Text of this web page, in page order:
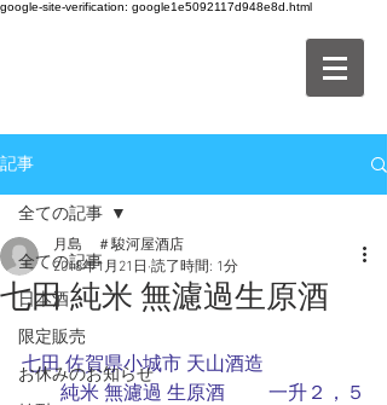
google-site-verification: google1e5092117d948e8d.html
記事
全ての記事
日本酒
限定販売
お休みのお知らせ
全ての記事
七田 純米 無濾過生原酒
月島 ＃駿河屋酒店
2018年1月21日 読了時間: 1分
七田 佐賀県小城市 天山酒造
純米 無濾過 生原酒 　　一升２，５